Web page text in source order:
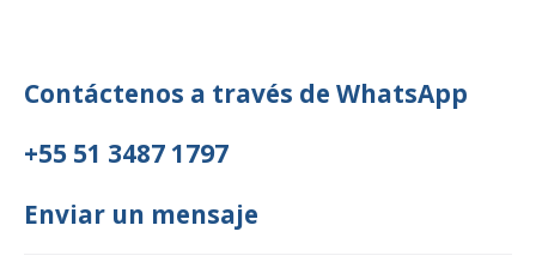
Contáctenos a través de WhatsApp
+55 51 3487 1797
Enviar un mensaje